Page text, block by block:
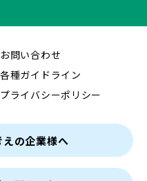
お問い合わせ
各種ガイドライン
プライバシーポリシー
の企業様へ